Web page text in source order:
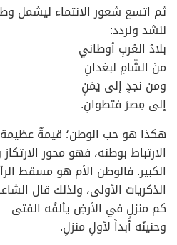
ثم اتسع شعور الانتماء ليشمل
ننشد ونردد:
بلادُ العُربِ أوطاني
منَ الشّامِ لبغدانِ
ومن نجدٍ إلى يَمَنٍ
إلى مِصرَ فتطوانِ.
هكذا هو حب الوطن؛ قيمةٌ
الارتباط بوطنه، فهو محور
الكبير. فالوطن الأم هو مسقط
الذكريات الأولى، ولذلك قال
كم منزلٍ في الأرضِ يألفُه الفتى
وحنينُه أبداً لأولِ منزلِ.